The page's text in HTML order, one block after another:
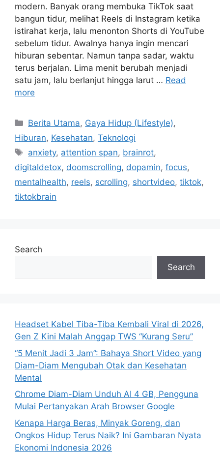
modern. Banyak orang membuka TikTok saat
bangun tidur, melihat Reels di Instagram ketika
istirahat kerja, lalu menonton Shorts di YouTube
sebelum tidur. Awalnya hanya ingin mencari
hiburan sebentar. Namun tanpa sadar, waktu
terus berjalan. Lima menit berubah menjadi
satu jam, lalu berlanjut hingga larut … Read
more
C
a
e
g
o
r
Berita Utama, Gaya Hidup (Lifestyle),
Hiburan, Kesehatan, Teknologi
T
a
s
anxiety, attention span, brainrot,
digitaldetox, doomscrolling, dopamin, focus,
mentalhealth, reels, scrolling, shortvideo, tiktok,
tiktokbrain
Search
Search
Headset Kabel Tiba-Tiba Kembali Viral di 2026,
Gen Z Kini Malah Anggap TWS “Kurang Seru”
“5 Menit Jadi 3 Jam”: Bahaya Short Video yang
Diam-Diam Mengubah Otak dan Kesehatan
Mental
Chrome Diam-Diam Unduh AI 4 GB, Pengguna
Mulai Pertanyakan Arah Browser Google
Kenapa Harga Beras, Minyak Goreng, dan
Ongkos Hidup Terus Naik? Ini Gambaran Nyata
Ekonomi Indonesia 2026